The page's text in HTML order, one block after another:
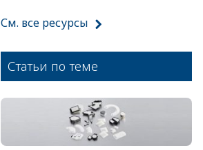
См. все ресурсы
Статьи по теме